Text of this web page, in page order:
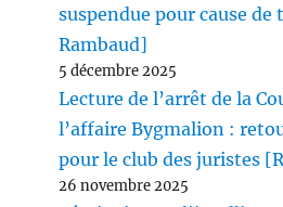
suspendue pour cause
Rambaud]
5 décembre 2025
Lecture de l’arrêt de la
l’affaire Bygmalion :
pour le club des juristes
26 novembre 2025